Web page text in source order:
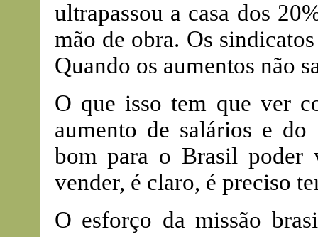
ultrapassou a casa dos
mão de obra. Os
Quando os aumentos não
O que isso tem que ver
aumento de salários e
bom para o Brasil poder
vender, é claro, é preciso
O esforço da missão